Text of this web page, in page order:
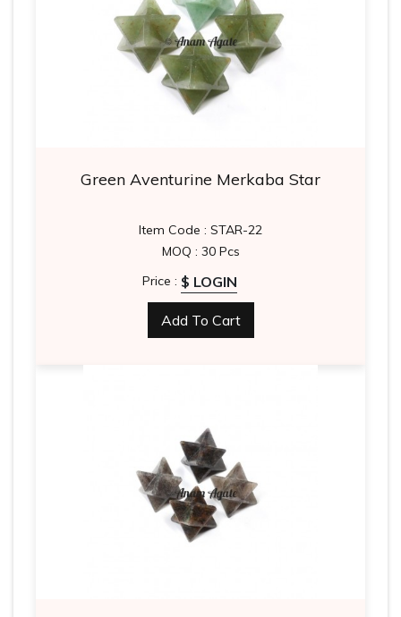
Green Aventurine Merkaba Star
Item Code : STAR-22
MOQ : 30 Pcs
Price : $ LOGIN
Add To Cart